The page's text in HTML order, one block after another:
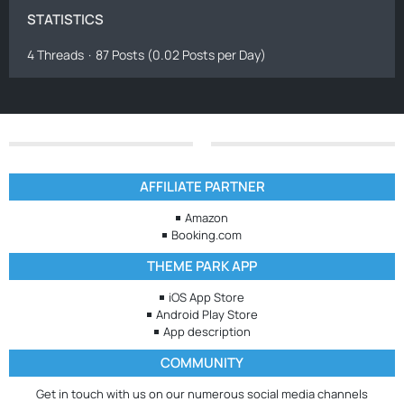
STATISTICS
4 Threads 87 Posts (0.02 Posts per Day)
AFFILIATE PARTNER
Amazon
Booking.com
THEME PARK APP
iOS App Store
Android Play Store
App description
COMMUNITY
Get in touch with us on our numerous social media channels